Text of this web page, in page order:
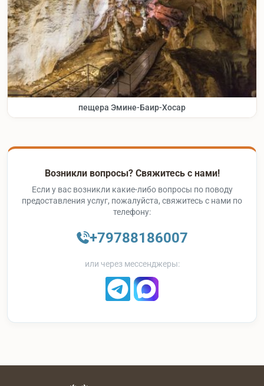
пещера Эмине-Баир-Хосар
Возникли вопросы? Свяжитесь с нами!
Если у вас возникли какие-либо вопросы по поводу
предоставления услуг, пожалуйста, свяжитесь с нами по
телефону:
+79788186007
или через мессенджеры: